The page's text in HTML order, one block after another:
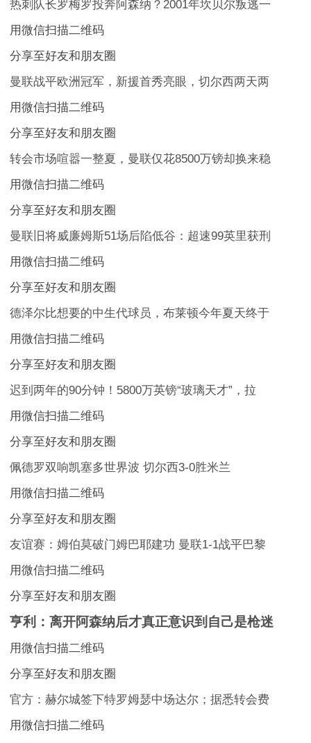
热刺队长罗梅罗投奔阿森纳？2001年坎贝尔叛逃一
用微信扫描二维码
分享至好友和朋友圈
曼联战平欧洲冠军，新援首秀亮眼，切尔西两天两
用微信扫描二维码
分享至好友和朋友圈
转会市场喧嚣一整夏，曼联仅花8500万镑却换来稳
用微信扫描二维码
分享至好友和朋友圈
曼联旧将威廉姆斯51场后陷低谷：超速99英里获刑
用微信扫描二维码
分享至好友和朋友圈
德泽尔比想要的中生代球员，布莱顿今年夏天终于
用微信扫描二维码
分享至好友和朋友圈
迟到两年的90分钟！5800万英镑“玻璃天才”，拉
用微信扫描二维码
分享至好友和朋友圈
佩德罗双响凯塞多世界波 切尔西3-0胜米兰
用微信扫描二维码
分享至好友和朋友圈
友谊赛：姆伯莫破门姆巴耶建功 曼联1-1战平巴黎
用微信扫描二维码
分享至好友和朋友圈
亨利：离开阿森纳后才真正意识到自己是枪迷
用微信扫描二维码
分享至好友和朋友圈
官方：赫尔城签下特罗姆瑟中场达尔；据悉转会费
用微信扫描二维码